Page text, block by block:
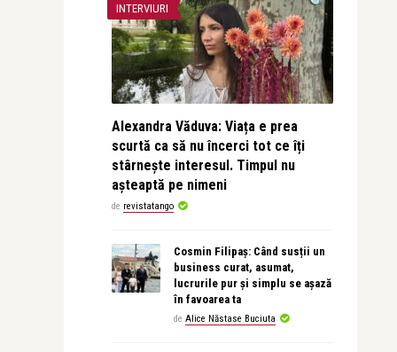
INTERVIURI
Alexandra Văduva: Viața e prea
scurtă ca să nu încerci tot ce îți
stârnește interesul. Timpul nu
așteaptă pe nimeni
de revistatango
Cosmin Filipaș: Când susții un
business curat, asumat,
lucrurile pur și simplu se așază
în favoarea ta
de Alice Năstase Buciuta